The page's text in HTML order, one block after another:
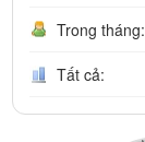
Trong tháng:
Tất cả: